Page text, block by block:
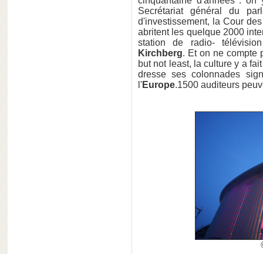
Secrétariat général du
d'investissement, la Cour
abritent les quelque 2000
station de radio-
Kirchberg. Et on ne compte
but not least, la culture y a
dresse ses colonnades
l'Europe.1500 auditeurs